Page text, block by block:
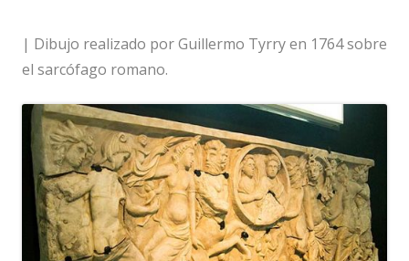
| Dibujo realizado por Guillermo Tyrry en 1764 sobre
el sarcófago romano.